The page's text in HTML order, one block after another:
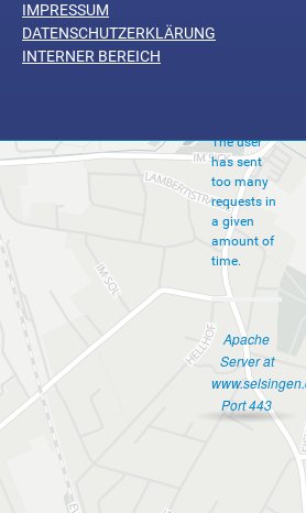
IMPRESSUM
DATENSCHUTZERKLÄRUNG
INTERNER BEREICH
Many
The user
has sent
too many
requests in
a given
amount of
time.
Apache
Server at
Port 443